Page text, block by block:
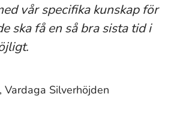
vår specifika kunskap för
ska få en så bra sista tid i
Vardaga Silverhöjden